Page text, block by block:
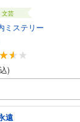
文芸
ミステリー
)
遠